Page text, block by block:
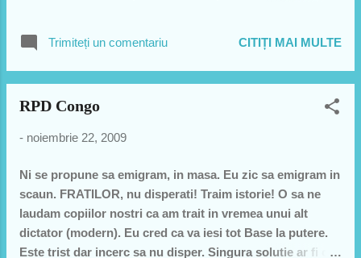
asa la asa o melodie. O DAAAAAAAAAAA! nu e asa ca
vreti si voi albumul Krisowelony? Poate 2 sa dati si la
Trimiteți un comentariu CITIȚI MAI MULTE
RPD Congo
- noiembrie 22, 2009
Ni se propune sa emigram, in masa. Eu zic sa emigram in
scaun. FRATILOR, nu disperati! Traim istorie! O sa ne
laudam copiilor nostri ca am trait in vremea unui alt
dictator (modern). Eu cred ca va iesi tot Base la putere.
Este trist dar incerc sa nu disper. Singura solutie ar fi o